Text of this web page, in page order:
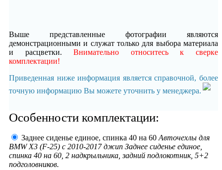
Выше представленные фотографии являются
демонстрационными и служат только для выбора материала
и расцветки.Внимательно относитесь к сверке
комплектации!
Приведенная ниже информация является справочной, более
точную информацию Вы можете уточнить у менеджера.
Особенности комплектации:
Заднее сиденье единое, спинка 40 на 60 Авточехлы для
BMW X3 (F-25) с 2010-2017 джип Заднее сиденье единое,
спинка 40 на 60, 2 надкрыльника, задний подлокотник, 5+2
подголовников.